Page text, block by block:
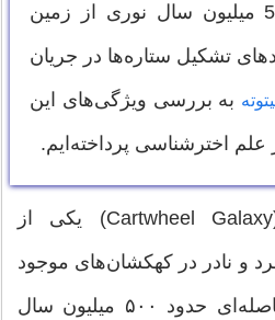
کهکشان در فاصله 500 میلیون سال نوری از زمین
تشکیل ستاره‌ها در جریان
به بررسی ویژگی‌های این
اخترشناسی پرداخته‌ایم.
کهکشان چرخ گاری (Cartwheel Galaxy) یکی از
و نادر در کهکشان‌های موجود
در جهان است که در فاصله‌ای حدود ۵۰۰ میلیون سال